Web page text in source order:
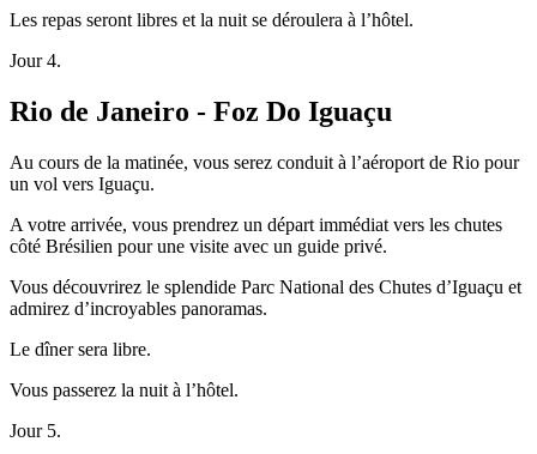
Les repas seront libres et la nuit se déroulera à l’hôtel.
Jour 4.
Rio de Janeiro - Foz Do Iguaçu
Au cours de la matinée, vous serez conduit à l’aéroport de Rio pour
un vol vers Iguaçu.
A votre arrivée, vous prendrez un départ immédiat vers les chutes
côté Brésilien pour une visite avec un guide privé.
Vous découvrirez le splendide Parc National des Chutes d’Iguaçu et
admirez d’incroyables panoramas.
Le dîner sera libre.
Vous passerez la nuit à l’hôtel.
Jour 5.